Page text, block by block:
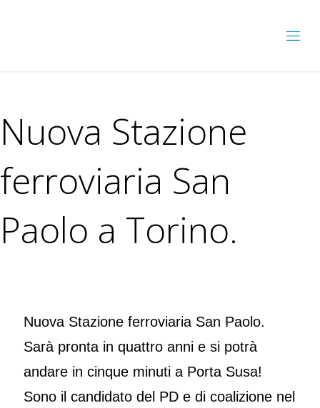
Nuova Stazione
ferroviaria San
Paolo a Torino.
Nuova Stazione ferroviaria San Paolo.
Sarà pronta in quattro anni e si potrà
andare in cinque minuti a Porta Susa!
Sono il candidato del PD e di coalizione nel